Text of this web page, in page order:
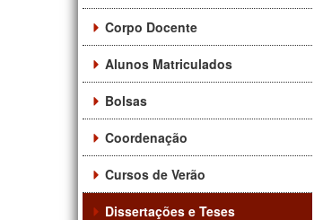
Corpo Docente
Alunos Matriculados
Bolsas
Coordenação
Cursos de Verão
Dissertações e Teses